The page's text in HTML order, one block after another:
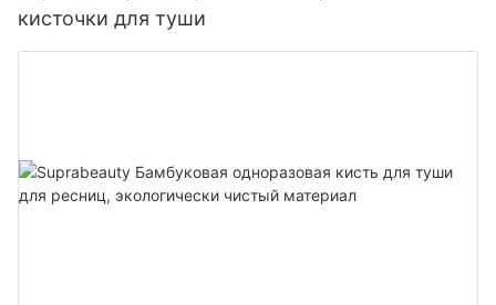
кисточки для туши